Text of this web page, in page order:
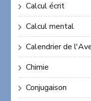
Calcul écrit
Calcul mental
Calendrier de
Chimie
Conjugaison